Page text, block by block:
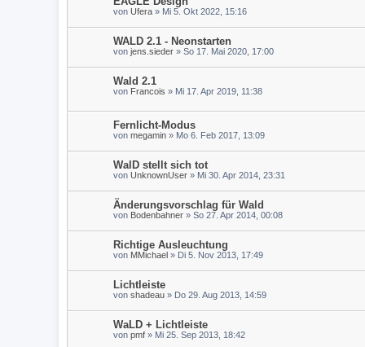
von Ufera » Mi 5. Okt 2022, 15:16
WALD 2.1 - Neonstarten
von jens.sieder » So 17. Mai 2020, 17:00
Wald 2.1
von Francois » Mi 17. Apr 2019, 11:38
Fernlicht-Modus
von megamin » Mo 6. Feb 2017, 13:09
WalD stellt sich tot
von UnknownUser » Mi 30. Apr 2014, 23:31
Änderungsvorschlag für Wald
von Bodenbahner » So 27. Apr 2014, 00:08
Richtige Ausleuchtung
von MMichael » Di 5. Nov 2013, 17:49
Lichtleiste
von shadeau » Do 29. Aug 2013, 14:59
WaLD + Lichtleiste
von pmf » Mi 25. Sep 2013, 18:42